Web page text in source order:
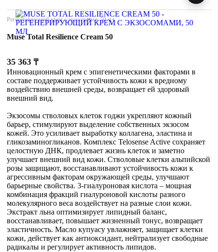
Регенерирующий крем с экзосомами, 50 мл
Muse Total Resilience Cream 50
35 363 ₸
Инновационный крем с эпигенетическими факторами в
составе поддерживает устойчивость кожи к вредному
воздействию внешней среды, возвращает ей здоровый
внешний вид.
Экзосомы стволовых клеток годжи укрепляют кожный
барьер, стимулируют выделение собственных экзосом
кожей. Это усиливает выработку коллагена, эластина и
гликозаминогликанов. Комплекс Telosense Active сохраняет
целостную ДНК, продлевает жизнь клеток и заметно
улучшает внешний вид кожи. Стволовые клетки альпийской
розы защищают, восстанавливают устойчивость кожи к
агрессивным факторам окружающей среды, улучшают
барьерные свойства. 3-гиалуроновая кислота – мощная
комбинация фракций гиалуроновой кислоты разного
молекулярного веса воздействует на разные слои кожи.
Экстракт льна оптимизирует липидный баланс,
восстанавливает, повышает жизненный тонус, возвращает
эластичность. Масло купуасу увлажняет, защищает клетки
кожи, действует как антиоксидант, нейтрализует свободные
радикалы и регулирует активность липидов.